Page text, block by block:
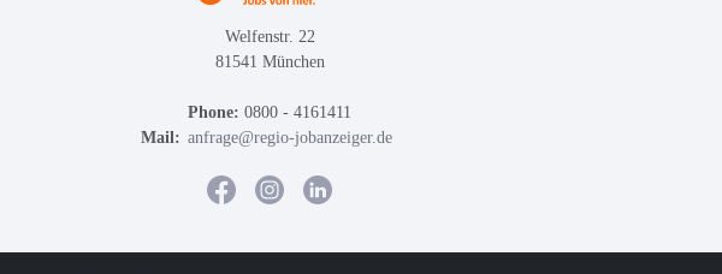
Welfenstr. 22
81541 München
Phone: 0800 - 4161411
Mail: anfrage@regio-jobanzeiger.de